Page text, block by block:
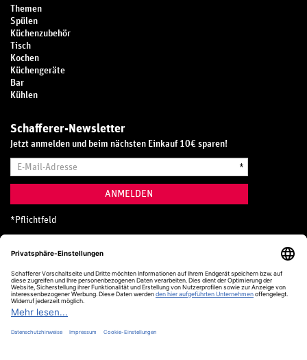
Themen
Spülen
Küchenzubehör
Tisch
Kochen
Küchengeräte
Bar
Kühlen
Schafferer-Newsletter
Jetzt anmelden und beim nächsten Einkauf 10€ sparen!
Mail-
*
ANMELDEN
* Pflichtfeld
Hotline
0800 20 70 300 (D)
Kostenlos aus dem deutschen Festnetz
24 Stunden / 365 Tage im Jahr